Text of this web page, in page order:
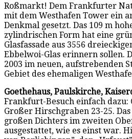
Roßmarkt! Dem Frankfurter
mit dem Westhafen Tower ein
Denkmal gesetzt. Das 109 m
zylindrischen Form hat eine
Glasfassade aus 3556
Ebbelwoi-Glas erinnern sollen.
2003 im neuen, aufstrebenden
Gebiet des ehemaligen
Goethehaus, Paulskirche,
Frankfurt-Besuch einfach dazu:
Großer Hirschgraben 23-25.
großen Dichters im zweiten
ausgestattet, wie es einst war.